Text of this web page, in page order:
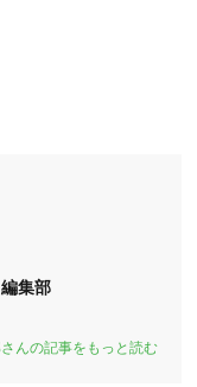
集部
んの記事をもっと読む